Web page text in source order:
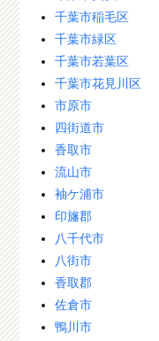
千葉市稲毛区
千葉市緑区
千葉市若葉区
千葉市花見川区
市原市
四街道市
香取市
流山市
袖ケ浦市
印旛郡
八千代市
八街市
香取郡
佐倉市
鴨川市